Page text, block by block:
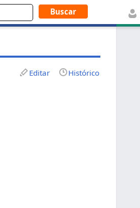
Editar Histórico